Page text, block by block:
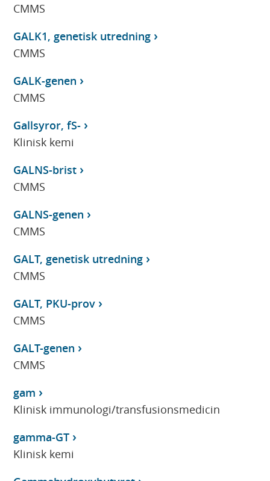
CMMS
GALK1, genetisk utredning
CMMS
GALK-genen
CMMS
Gallsyror, fS-
Klinisk kemi
GALNS-brist
CMMS
GALNS-genen
CMMS
GALT, genetisk utredning
CMMS
GALT, PKU-prov
CMMS
GALT-genen
CMMS
gam
Klinisk immunologi/transfusionsmedicin
gamma-GT
Klinisk kemi